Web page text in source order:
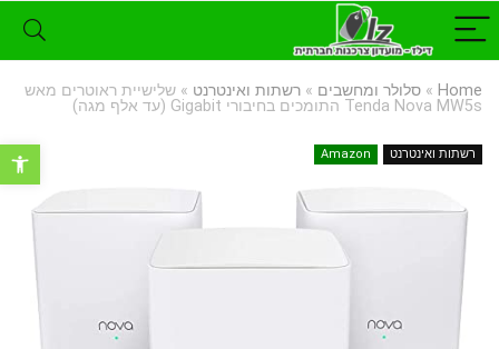
פתח
Home
» סלולר ומחשבים » רשתות ואינטרנט » שלישיית ראוטרים מאש
Tenda Nova MW5s התומכים בחיבורי Gigabit (עד אלף מגה)
רשתות ואינטרנט Amazon